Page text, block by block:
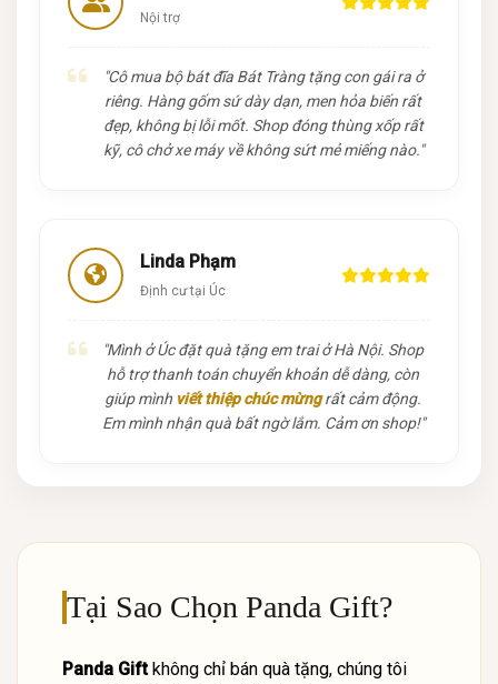
Nội trợ
"Cô mua bộ bát đĩa Bát Tràng tặng con gái ra ở
riêng. Hàng gốm sứ dày dạn, men hỏa biến rất
đẹp, không bị lỗi mốt. Shop đóng thùng xốp rất
kỹ, cô chở xe máy về không sứt mẻ miếng nào."
Linda Phạm
Định cư tại Úc
"Mình ở Úc đặt quà tặng em trai ở Hà Nội. Shop
hỗ trợ thanh toán chuyển khoản dễ dàng, còn
giúp mình viết thiệp chúc mừngrất cảm động.
Em mình nhận quà bất ngờ lắm. Cảm ơn shop!"
Tại Sao Chọn Panda Gift?
Panda Giftkhông chỉ bán quà tặng, chúng tôi